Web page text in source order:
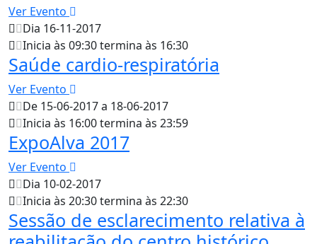
Ver Evento
Dia 16-11-2017
Inicia às 09:30 termina às 16:30
Saúde cardio-respiratória
Ver Evento
De 15-06-2017 a 18-06-2017
Inicia às 16:00 termina às 23:59
ExpoAlva 2017
Ver Evento
Dia 10-02-2017
Inicia às 20:30 termina às 22:30
Sessão de esclarecimento relativa à